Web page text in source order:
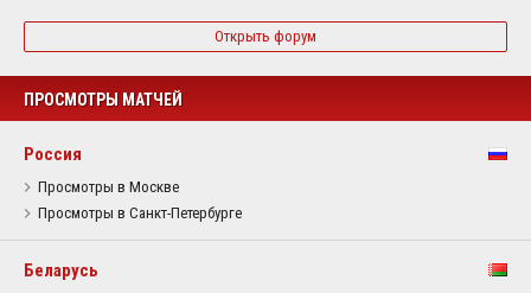
Открыть форум
ПРОСМОТРЫ МАТЧЕЙ
Россия
Просмотры в Москве
Просмотры в Санкт-Петербурге
Беларусь